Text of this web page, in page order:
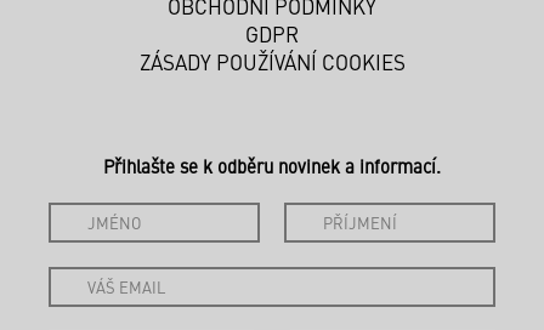
OBCHODNÍ PODMÍNKY
GDPR
ZÁSADY POUŽÍVÁNÍ COOKIES
Přihlašte se k odběru novinek a informací.